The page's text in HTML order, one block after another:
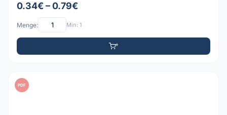
0.34€ – 0.79€
Menge: Min: 1
PDF